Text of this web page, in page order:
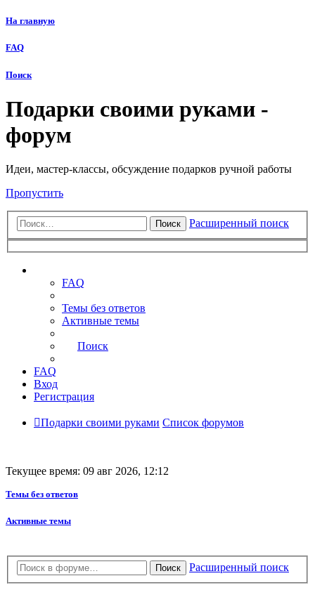
На главную
FAQ
Поиск
Подарки своими руками -
форум
Идеи, мастер-классы, обсуждение подарков ручной работы
Пропустить
Поиск Расширенный поиск
FAQ
Темы без ответов
Активные темы
Поиск
FAQ
Вход
Регистрация
Подарки своими руками Список форумов
Текущее время: 09 авг 2026, 12:12
Темы без ответов
Активные темы
Поиск Расширенный поиск